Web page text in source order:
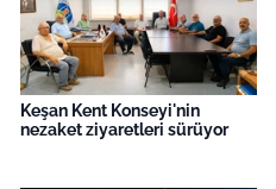
Keşan Kent Konseyi'nin
nezaket ziyaretleri sürüyor
Finans
Genel-A